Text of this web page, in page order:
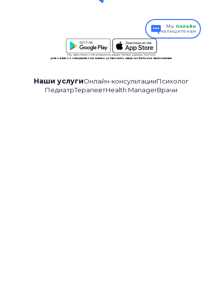
Мы Онлайн
напишите нам
Мы заботимся о безопасности ваших личных данных, поэтому
для связи со специалистом важно установить наше мобильное приложение
Наши услугиОнлайн-консультацииПсихолог
ПедиатрТерапевтHealth ManagerВрачи